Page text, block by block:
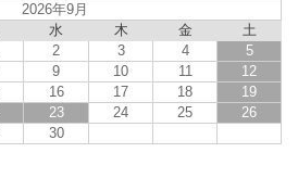
2026年9月
水 木 金
土
2 3 4
5
9 10 11
12
16 17 18
19
23 24 25
26
30